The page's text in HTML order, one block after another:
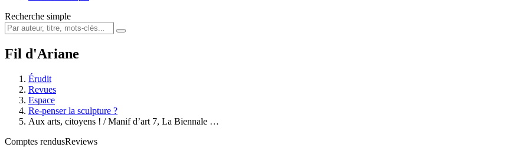
Recherche simple
Fil d'Ariane
Érudit
Revues
Espace
Re-penser la sculpture ?
Aux arts, citoyens ! / Manif d’art 7, La Biennale …
Comptes rendusReviews